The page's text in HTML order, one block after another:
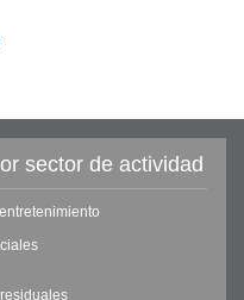
sector de actividad